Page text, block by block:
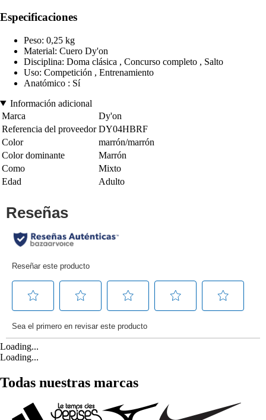
Especificaciones
Peso: 0,25 kg
Material: Cuero Dy'on
Disciplina: Doma clásica , Concurso completo , Salto
Uso: Competición , Entrenamiento
Anatómico : Sí
Información adicional
Marca
Dy'on
Referencia del proveedor DY04HBRF
Color
marrón/marrón
Color dominante
Marrón
Como
Mixto
Edad
Adulto
Loading...
Loading...
Todas nuestras marcas